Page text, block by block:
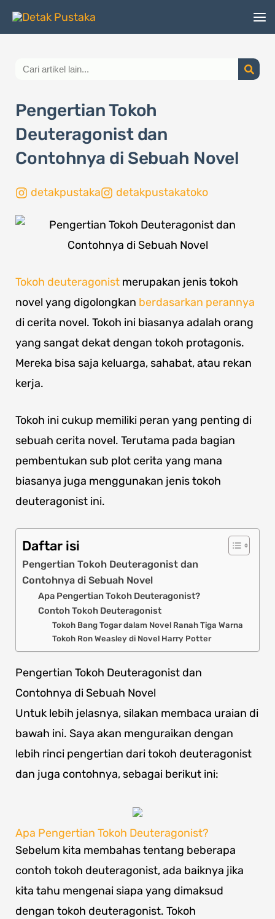
Lewati
Search
Pengertian Tokoh
Deuteragonist dan
Contohnya di Sebuah Novel
detakpustaka detakpustakatoko
Tokoh deuteragonist merupakan jenis tokoh
novel yang digolongkan berdasarkan perannya
di cerita novel. Tokoh ini biasanya adalah orang
yang sangat dekat dengan tokoh protagonis.
Mereka bisa saja keluarga, sahabat, atau rekan
kerja.
Tokoh ini cukup memiliki peran yang penting di
sebuah cerita novel. Terutama pada bagian
pembentukan sub plot cerita yang mana
biasanya juga menggunakan jenis tokoh
deuteragonist ini.
Daftar isi
Pengertian Tokoh Deuteragonist dan
Contohnya di Sebuah Novel
Apa Pengertian Tokoh Deuteragonist?
Contoh Tokoh Deuteragonist
Tokoh Bang Togar dalam Novel Ranah Tiga Warna
Tokoh Ron Weasley di Novel Harry Potter
Pengertian Tokoh Deuteragonist dan
Contohnya di Sebuah Novel
Untuk lebih jelasnya, silakan membaca uraian di
bawah ini. Saya akan menguraikan dengan
lebih rinci pengertian dari tokoh deuteragonist
dan juga contohnya, sebagai berikut ini:
Apa Pengertian Tokoh Deuteragonist?
Sebelum kita membahas tentang beberapa
contoh tokoh deuteragonist, ada baiknya jika
kita tahu mengenai siapa yang dimaksud
dengan tokoh deuteragonist. Tokoh